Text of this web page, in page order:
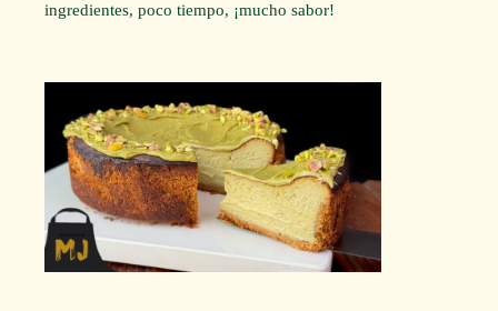
ingredientes, poco tiempo, ¡mucho sabor!